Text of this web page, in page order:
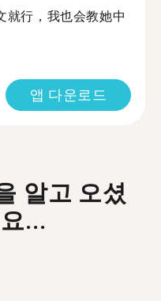
就行，我也会教她中
앱 다운로드
알고 오셨
...